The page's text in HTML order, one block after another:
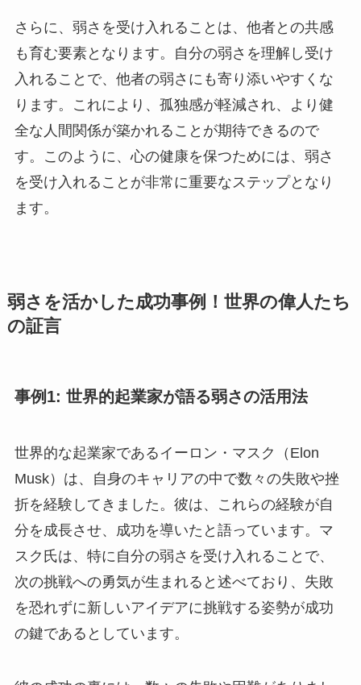
さらに、弱さを受け入れることは、他者との共感
も育む要素となります。自分の弱さを理解し受け
入れることで、他者の弱さにも寄り添いやすくな
ります。これにより、孤独感が軽減され、より健
全な人間関係が築かれることが期待できるので
す。このように、心の健康を保つためには、弱さ
を受け入れることが非常に重要なステップとなり
ます。
弱さを活かした成功事例！世界の偉人たち
の証言
事例1: 世界的起業家が語る弱さの活用法
世界的な起業家であるイーロン・マスク（Elon
Musk）は、自身のキャリアの中で数々の失敗や挫
折を経験してきました。彼は、これらの経験が自
分を成長させ、成功を導いたと語っています。マ
スク氏は、特に自分の弱さを受け入れることで、
次の挑戦への勇気が生まれると述べており、失敗
を恐れずに新しいアイデアに挑戦する姿勢が成功
の鍵であるとしています。